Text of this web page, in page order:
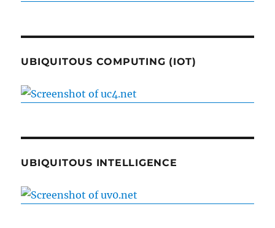
UBIQUITOUS COMPUTING (IOT)
UBIQUITOUS INTELLIGENCE